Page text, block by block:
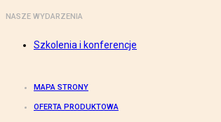
NASZE WYDARZENIA
Szkolenia i konferencje
MAPA STRONY
OFERTA PRODUKTOWA